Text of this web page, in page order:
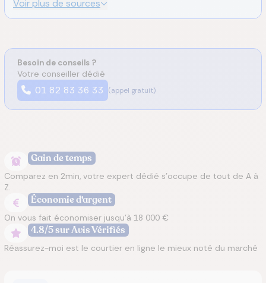
Voir plus de sources
Besoin de conseils ?
Votre conseiller dédié
01 82 83 36 33 (appel gratuit)
Gain de temps
Comparez en 2min, votre expert dédié s’occupe de tout de A à
Z.
Économie d'argent
On vous fait économiser jusqu’à 18 000 €
4.8/5 sur Avis Vérifiés
Réassurez-moi est le courtier en ligne le mieux noté du marché